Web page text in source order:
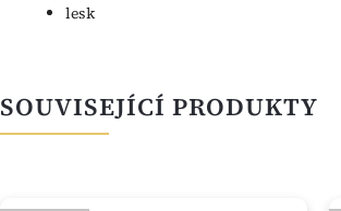
lesk
SOUVISEJÍCÍ PRODUKTY